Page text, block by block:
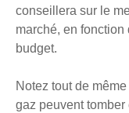
conseillera sur le
marché, en
budget.
Notez tout de
gaz peuvent